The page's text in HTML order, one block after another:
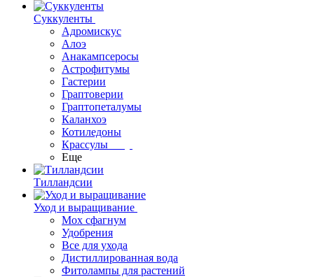
Суккуленты
Адромискус
Алоэ
Анакампсеросы
Астрофитумы
Гастерии
Граптоверии
Граптопеталумы
Каланхоэ
Котиледоны
Крассулы
Еще
Тилландсии
Уход и выращивание
Мох сфагнум
Удобрения
Все для ухода
Дистиллированная вода
Фитолампы для растений